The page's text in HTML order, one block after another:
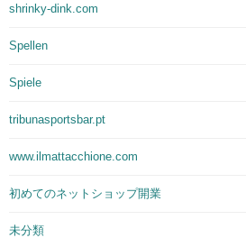
shrinky-dink.com
Spellen
Spiele
tribunasportsbar.pt
www.ilmattacchione.com
初めてのネットショップ開業
未分類